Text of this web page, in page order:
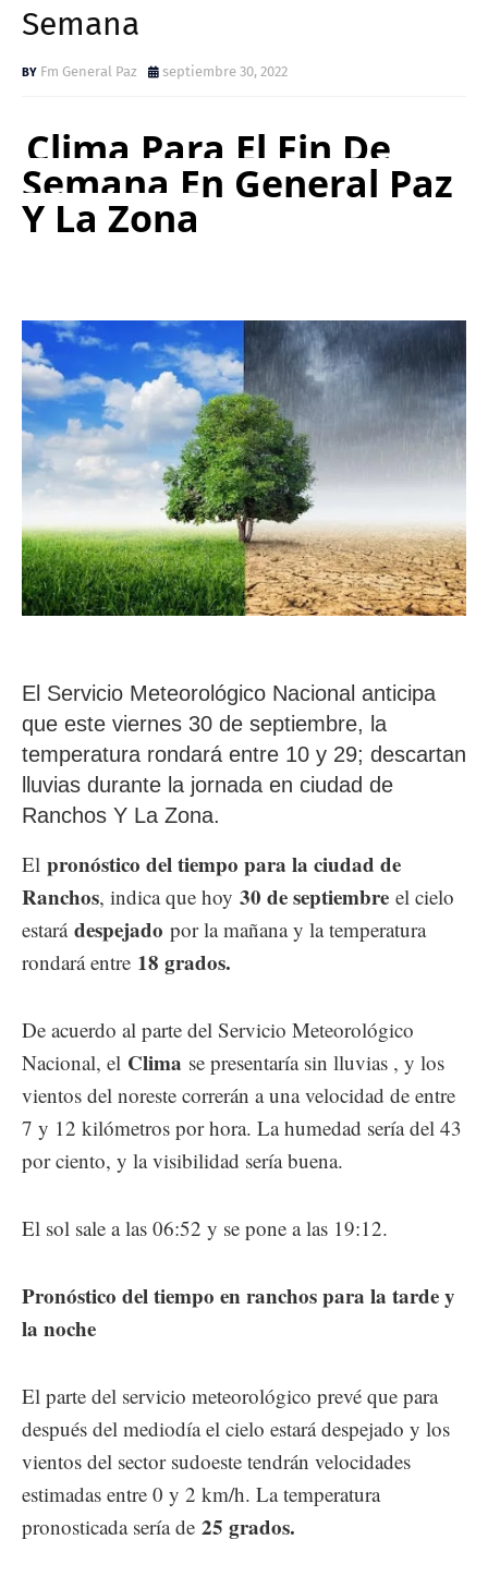
Semana
Fm General Paz septiembre 30, 2022
Clima Para El Fin De
Semana En General Paz
Y La Zona
El Servicio Meteorológico Nacional anticipa
que este viernes 30 de septiembre, la
temperatura rondará entre 10 y 29; descartan
lluvias durante la jornada en ciudad de
Ranchos Y La Zona.
El pronóstico del tiempo para la ciudad de
Ranchos, indica que hoy 30 de septiembre el cielo
estará despejado por la mañana y la temperatura
rondará entre 18 grados.
De acuerdo al parte del Servicio Meteorológico
Nacional, el Clima se presentaría sin lluvias , y los
vientos del noreste correrán a una velocidad de entre
7 y 12 kilómetros por hora. La humedad sería del 43
por ciento, y la visibilidad sería buena.
El sol sale a las 06:52 y se pone a las 19:12.
Pronóstico del tiempo en ranchos para la tarde y
la noche
El parte del servicio meteorológico prevé que para
después del mediodía el cielo estará despejado y los
vientos del sector sudoeste tendrán velocidades
estimadas entre 0 y 2 km/h. La temperatura
pronosticada sería de 25 grados.